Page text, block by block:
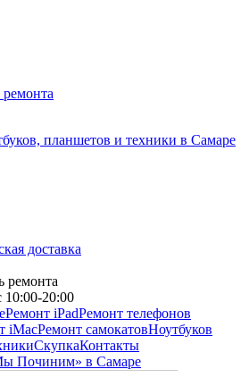
ремонта
планшетов и техники в Самаре
доставка
ремонта
10:00-20:00
Ремонт iPadРемонт телефонов
iMacРемонт самокатовНоутбуков
СкупкаКонтакты